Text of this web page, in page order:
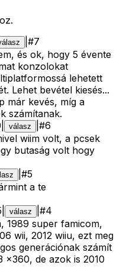
#7
és ok, hogy 5 évente
konzolokat
lehetett
Lehet bevétel kiesés...
már kevés, míg a
számítanak.
válasz #6
wiim volt, a pcsek
butaság volt hogy
#5
a te
válasz #4
1989 super famicom,
wii, 2012 wiiu, ezt meg
generációnak számít
x360, de azok is 2010